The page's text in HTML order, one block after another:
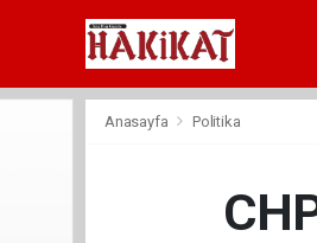
Anasayfa Politika